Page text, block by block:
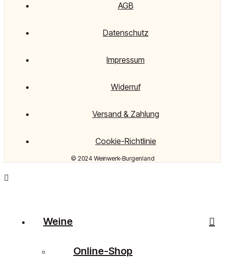
© 2024 Weinwerk-Burgenland
AGB
Datenschutz
Impressum
Widerruf
Versand & Zahlung
Cookie-Richtlinie
Weine
Online-Shop